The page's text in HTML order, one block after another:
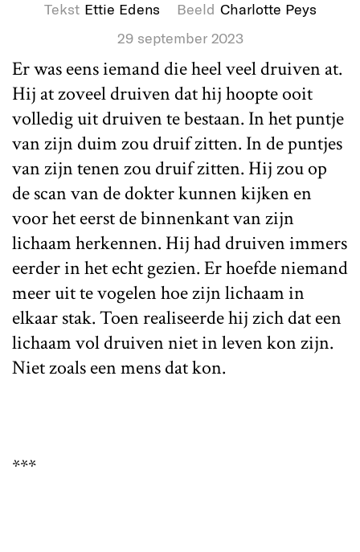
Tekst Ettie Edens Beeld Charlotte Peys
29 september 2023
Er was eens iemand die heel veel druiven at.
Hij at zoveel druiven dat hij hoopte ooit
volledig uit druiven te bestaan. In het puntje
van zijn duim zou druif zitten. In de puntjes
van zijn tenen zou druif zitten. Hij zou op
de scan van de dokter kunnen kijken en
voor het eerst de binnenkant van zijn
lichaam herkennen. Hij had druiven immers
eerder in het echt gezien. Er hoefde niemand
meer uit te vogelen hoe zijn lichaam in
elkaar stak. Toen realiseerde hij zich dat een
lichaam vol druiven niet in leven kon zijn.
Niet zoals een mens dat kon.
***